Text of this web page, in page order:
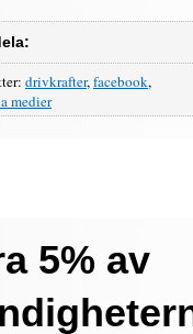
drivkrafter,facebook,
medier
5% av